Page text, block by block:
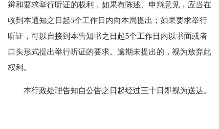
辩和要求举行听证的权利，如果有陈述、申辩意见，应当在
收到本通知之日起5个工作日内向本局提出；如果要求举行
听证，可以自接到本告知书之日起5个工作日内以书面或者
口头形式提出举行听证的要求。逾期未提出的，视为放弃此
权利。
本行政处理告知自公告之日起经过三十日即视为送达。